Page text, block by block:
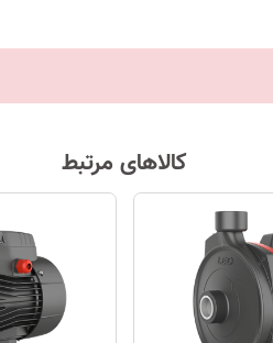
کالاهای مرتبط